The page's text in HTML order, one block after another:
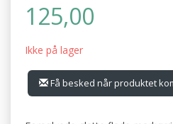
125,00
Ikke på lager
Få besked når produktet